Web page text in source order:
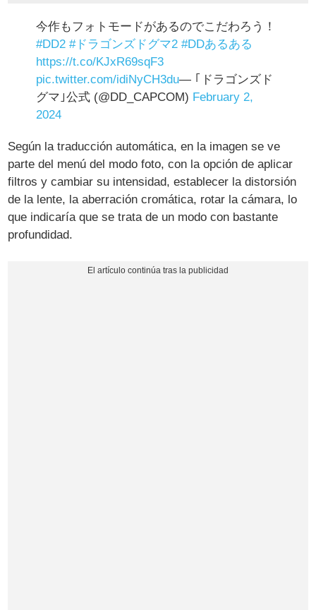
今作もフォトモードがあるのでこだわろう！
#DD2 #ドラゴンズドグマ2 #DDあるある
https://t.co/KJxR69sqF3
pic.twitter.com/idiNyCH3du— ｢ドラゴンズド
グマ｣公式 (@DD_CAPCOM) February 2,
2024
Según la traducción automática, en la imagen se ve
parte del menú del modo foto, con la opción de aplicar
filtros y cambiar su intensidad, establecer la distorsión
de la lente, la aberración cromática, rotar la cámara, lo
que indicaría que se trata de un modo con bastante
profundidad.